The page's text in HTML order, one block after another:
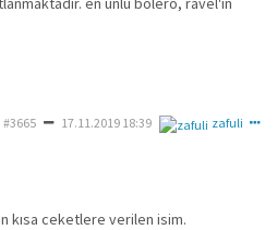
#3665 17.11.2019 18:39 zafuli
kısa ceketlere verilen isim.